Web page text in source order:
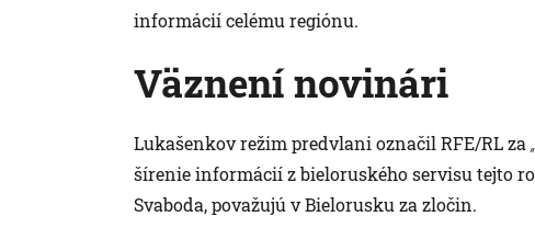
informácií celému regiónu.
Väznení novinári
Lukašenkov režim predvlani označil RFE/RL za
šírenie informácií z bieloruského servisu tejto
Svaboda, považujú v Bielorusku za zločin.